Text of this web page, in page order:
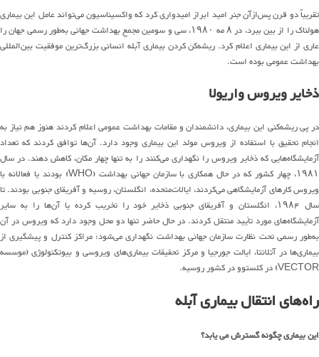
تقریباً دو قرن پس‌ازآن جنر امید ابراز امیدواری کرد که واکسیناسیون می‌تواند عامل این بیماری
هولناک را از بین ببرد، در ۸ مه ۱۹۸۰، سی و سومین مجمع بهداشت جهانی به‌طور رسمی جهان را
عاری از این بیماری اعلام کرد. ریشه‌کن کردن بیماری آبله انسانی بزرگ‌ترین موفقیت بین‌المللی
بهداشت عمومی بوده است.
ذخایر ویروس واریولا
در پی ریشه‌کنی این بیماری، دانشمندان و مقامات بهداشت عمومی اعلام کردند هنوز هم نیاز به
انجام تحقیق با استفاده از ویروس مولد این بیماری وجود دارد. آن‌ها توافق کردند که تعداد
آزمایشگاه‌هایی که ذخایر ویروس را نگهداری می‌کنند را به تنها چهار مکان، کاهش دهند. در سال
۱۹۸۱، چهار کشور که در حال همکاری با سازمان جهانی بهداشت (WHO) بودند یا فعالانه با
ویروس کارهای آزمایشگاهی می‌کردند، ایالات‌متحده، انگلستان، روسیه و آفریقای جنوبی بودند. تا
سال ۱۹۸۴، انگلستان و آفریقای جنوبی ذخایر خود را تخریب کرده یا آن‌ها را به سایر
آزمایشگاه‌های مورد تأیید منتقل کردند. در حال حاضر تنها دو محل وجود دارد که ویروس در آن
به‌طور رسمی تحت نظارت سازمان جهانی بهداشت نگهداری می‌شود: مراکز کنترل و پیشگیری از
بیماری‌ها در آتلانتا، ایالت جورجیا و مرکز تحقیقات بیماری‌های ویروسی و بیوتکنولوژی (موسسه
VECTOR) در کلستوو در کشور روسیه.
راه‌های انتقال بیماری آبله
این بیماری چگونه گسترش می یابد؟